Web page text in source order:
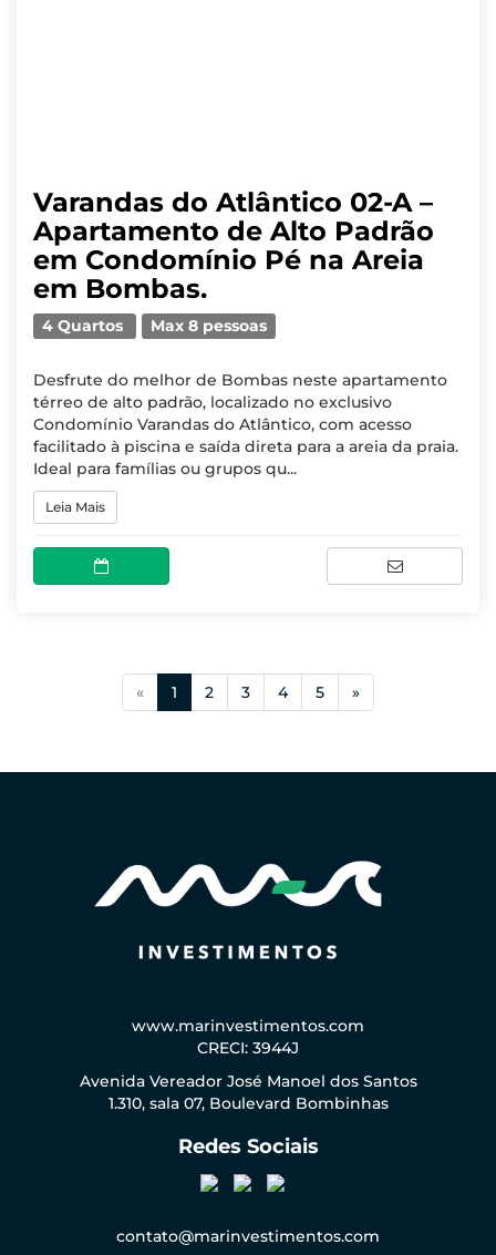
Varandas do Atlântico 02-A –
Apartamento de Alto Padrão
em Condomínio Pé na Areia
em Bombas.
4 Quartos Max 8 pessoas
Desfrute do melhor de Bombas neste apartamento
térreo de alto padrão, localizado no exclusivo
Condomínio Varandas do Atlântico, com acesso
facilitado à piscina e saída direta para a areia da praia.
Ideal para famílias ou grupos qu...
Leia Mais
« 1 (current)
2 3 4 5 »
www.marinvestimentos.com
CRECI: 3944J
Avenida Vereador José Manoel dos Santos
1.310, sala 07, Boulevard Bombinhas
Redes Sociais
contato@marinvestimentos.com